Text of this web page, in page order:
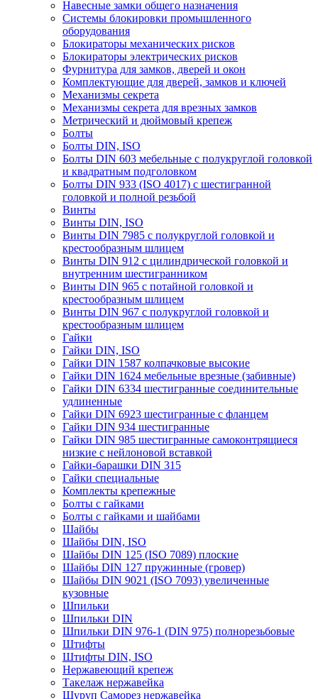
Навесные замки общего назначения
Системы блокировки промышленного
оборудования
Блокираторы механических рисков
Блокираторы электрических рисков
Фурнитура для замков, дверей и окон
Комплектующие для дверей, замков и ключей
Механизмы секрета
Механизмы секрета для врезных замков
Метрический и дюймовый крепеж
Болты
Болты DIN, ISO
Болты DIN 603 мебельные с полукруглой головкой
и квадратным подголовком
Болты DIN 933 (ISO 4017) с шестигранной
головкой и полной резьбой
Винты
Винты DIN, ISO
Винты DIN 7985 с полукруглой головкой и
крестообразным шлицем
Винты DIN 912 с цилиндрической головкой и
внутренним шестигранником
Винты DIN 965 с потайной головкой и
крестообразным шлицем
Винты DIN 967 с полукруглой головкой и
крестообразным шлицем
Гайки
Гайки DIN, ISO
Гайки DIN 1587 колпачковые высокие
Гайки DIN 1624 мебельные врезные (забивные)
Гайки DIN 6334 шестигранные соединительные
удлиненные
Гайки DIN 6923 шестигранные с фланцем
Гайки DIN 934 шестигранные
Гайки DIN 985 шестигранные самоконтрящиеся
низкие с нейлоновой вставкой
Гайки-барашки DIN 315
Гайки специальные
Комплекты крепежные
Болты с гайками
Болты с гайками и шайбами
Шайбы
Шайбы DIN, ISO
Шайбы DIN 125 (ISO 7089) плоские
Шайбы DIN 127 пружинные (гровер)
Шайбы DIN 9021 (ISO 7093) увеличенные
кузовные
Шпильки
Шпильки DIN
Шпильки DIN 976-1 (DIN 975) полнорезьбовые
Штифты
Штифты DIN, ISO
Нержавеющий крепеж
Такелаж нержавейка
Шуруп Саморез нержавейка